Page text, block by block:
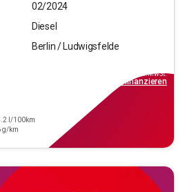
02/2024
Diesel
Berlin / Ludwigsfelde
l/100km
g/km
inkl.MwSt.
finanzieren